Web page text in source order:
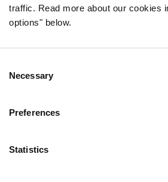
traffic. Read more about our cookies
options" below.
Selection
Necessary
Preferences
Statistics
USEIN KYSYTYT KYSYMYKSET